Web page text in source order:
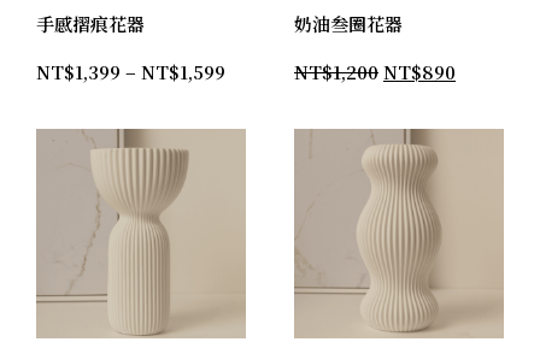
手感摺痕花器
NT$1,399 – NT$1,599
奶油叁圈花器
NT$1,200NT$890